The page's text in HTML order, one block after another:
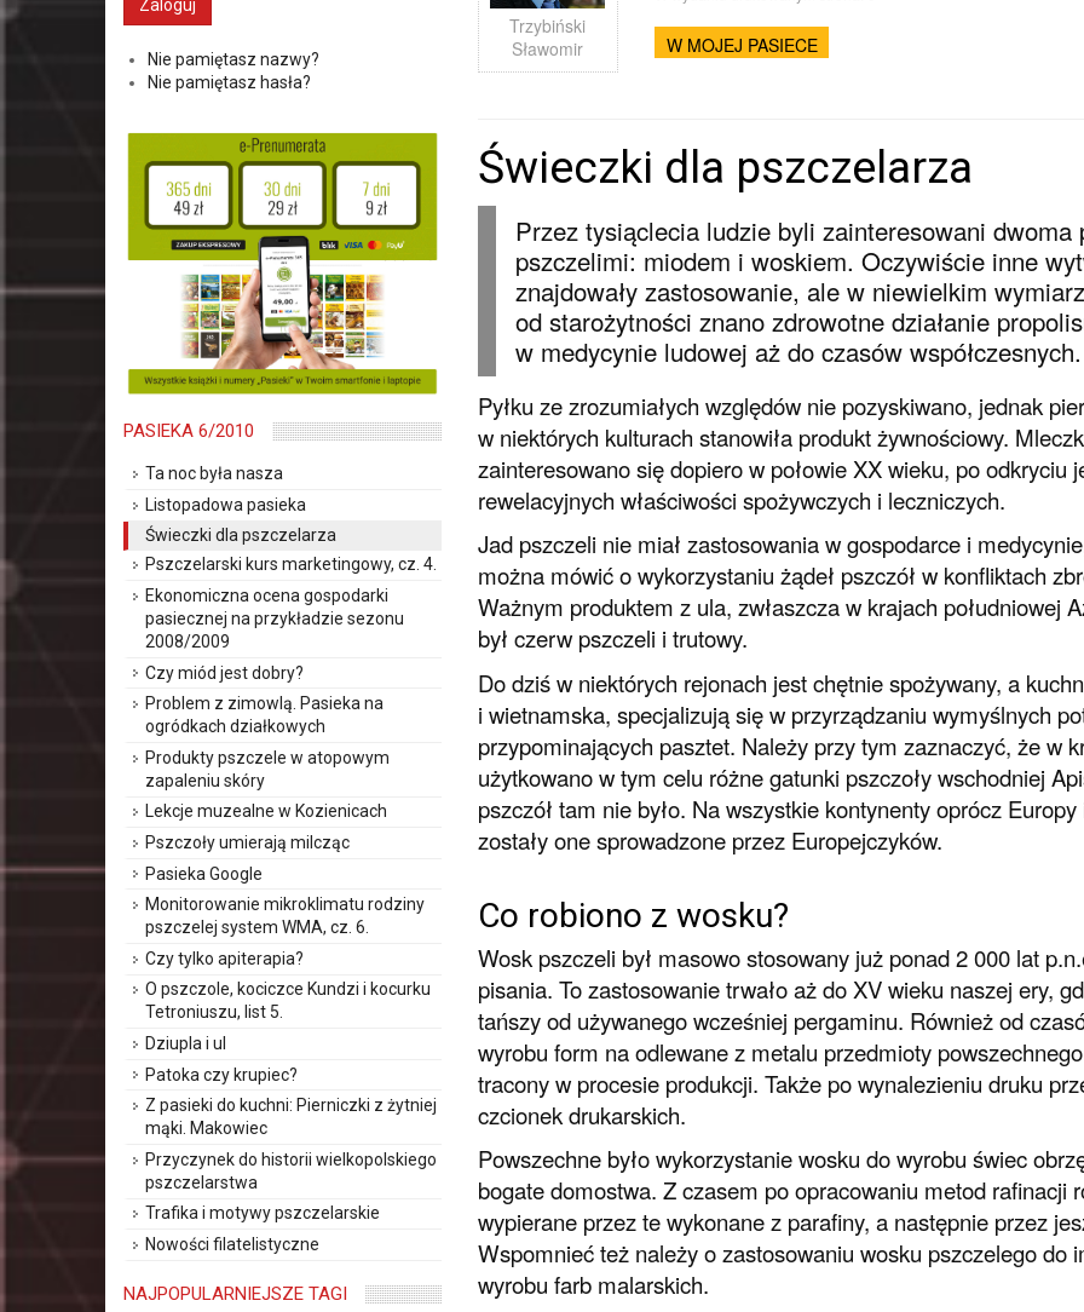
Trzybiński
Sławomir
W MOJEJ PASIECE
Świeczki dla pszczelarza
Przez tysiąclecia ludzie byli zainteresowani
pszczelimi: miodem i woskiem. Oczywiście inne
znajdowały zastosowanie, ale w niewielkim
od starożytności znano zdrowotne działanie
w medycynie ludowej aż do czasów współczesnych.
Pyłku ze zrozumiałych względów nie pozyskiwano, jednak
w niektórych kulturach stanowiła produkt żywnościowy.
zainteresowano się dopiero w połowie XX wieku, po odkryciu
rewelacyjnych właściwości spożywczych i leczniczych.
Jad pszczeli nie miał zastosowania w gospodarce i
można mówić o wykorzystaniu żądeł pszczół w konfliktach
Ważnym produktem z ula, zwłaszcza w krajach południowej
był czerw pszczeli i trutowy.
Do dziś w niektórych rejonach jest chętnie spożywany, a
i wietnamska, specjalizują się w przyrządzaniu wymyślnych
przypominających pasztet. Należy przy tym zaznaczyć, że w
użytkowano w tym celu różne gatunki pszczoły wschodniej
pszczół tam nie było. Na wszystkie kontynenty oprócz
zostały one sprowadzone przez Europejczyków.
Co robiono z wosku?
Wosk pszczeli był masowo stosowany już ponad 2 000 lat
pisania. To zastosowanie trwało aż do XV wieku naszej ery,
tańszy od używanego wcześniej pergaminu. Również od
wyrobu form na odlewane z metalu przedmioty
tracony w procesie produkcji. Także po wynalezieniu druku
czcionek drukarskich.
Powszechne było wykorzystanie wosku do wyrobu świec
bogate domostwa. Z czasem po opracowaniu metod rafinacji
wypierane przez te wykonane z parafiny, a następnie przez
Wspomnieć też należy o zastosowaniu wosku pszczelego do
wyrobu farb malarskich.
Nie pamiętasz nazwy?
Nie pamiętasz hasła?
PASIEKA 6/2010
Ta noc była nasza
Listopadowa pasieka
Świeczki dla pszczelarza
Pszczelarski kurs marketingowy, cz. 4.
Ekonomiczna ocena gospodarki
pasiecznej na przykładzie sezonu
2008/2009
Czy miód jest dobry?
Problem z zimowlą. Pasieka na
ogródkach działkowych
Produkty pszczele w atopowym
zapaleniu skóry
Lekcje muzealne w Kozienicach
Pszczoły umierają milcząc
Pasieka Google
Monitorowanie mikroklimatu rodziny
pszczelej system WMA, cz. 6.
Czy tylko apiterapia?
O pszczole, kociczce Kundzi i kocurku
Tetroniuszu, list 5.
Dziupla i ul
Patoka czy krupiec?
Z pasieki do kuchni: Pierniczki z żytniej
mąki. Makowiec
Przyczynek do historii wielkopolskiego
pszczelarstwa
Trafika i motywy pszczelarskie
Nowości filatelistyczne
NAJPOPULARNIEJSZE TAGI